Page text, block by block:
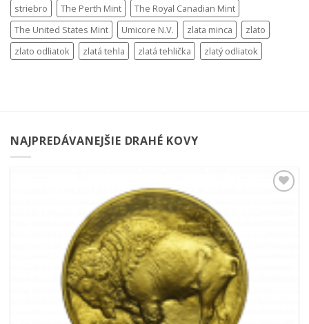
striebro
The Perth Mint
The Royal Canadian Mint
The United States Mint
Umicore N.V. zlata minca
zlato
zlato odliatok
zlatá tehla zlatá tehlička zlatý odliatok
NAJPREDÁVANEJŠIE DRAHÉ KOVY